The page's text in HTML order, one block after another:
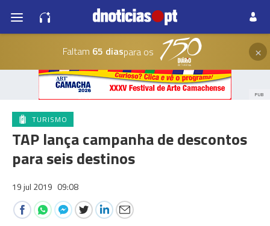
Faltam 65 diaspara os ×
PUB
TURISMO
TAP lança campanha de descontos
para seis destinos
19 jul 2019 09:08